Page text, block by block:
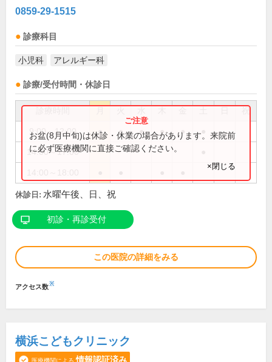
0859-29-1515
診療科目
小児科 アレルギー科
診療/受付時間・休診日
祝
9:00～12:00 ● ● ● ● ●
14:00～17:00
お盆(8月中旬)は休診・休業の場合があります。来院前
に必ず医療機関に直接ご確認ください。
×閉じる
休診日: 水曜午後、日、祝
初診・再診受付
この医院の詳細をみる
アクセス数※
横浜こどもクリニック
医療機関による 情報認証済み